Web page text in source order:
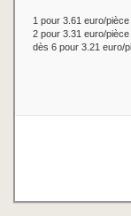
1 pour 3.61 euro/pièce
2 pour 3.31 euro/pièce
dès 6 pour 3.21 euro/